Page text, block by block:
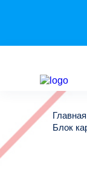
Главная
Блок